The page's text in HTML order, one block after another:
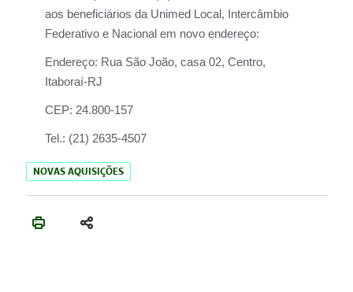
aos beneficiários da Unimed Local, Intercâmbio
Federativo e Nacional em novo endereço:
Endereço: Rua São João, casa 02, Centro,
Itaboraí-RJ
CEP: 24.800-157
Tel.: (21) 2635-4507
NOVAS AQUISIÇÕES